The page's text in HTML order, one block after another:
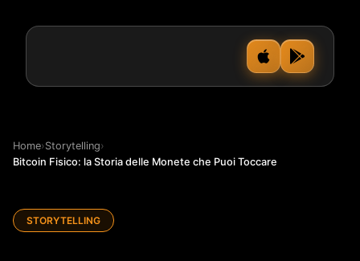
Home›Storytelling›
Bitcoin Fisico: la Storia delle Monete che Puoi Toccare
STORYTELLING